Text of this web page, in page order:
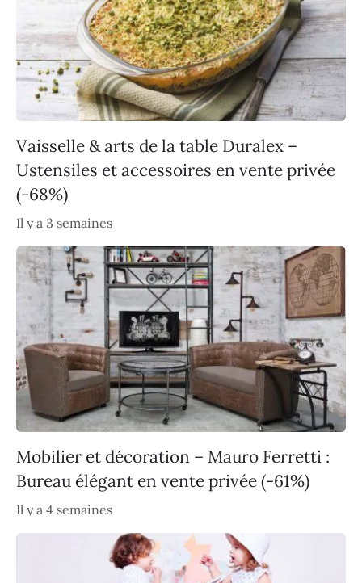
Vaisselle & arts de la table Duralex –
Ustensiles et accessoires en vente privée
(-68%)
Il y a 3 semaines
Mobilier et décoration – Mauro Ferretti :
Bureau élégant en vente privée (-61%)
Il y a 4 semaines